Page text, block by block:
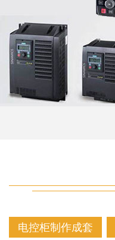
电控柜制作成套